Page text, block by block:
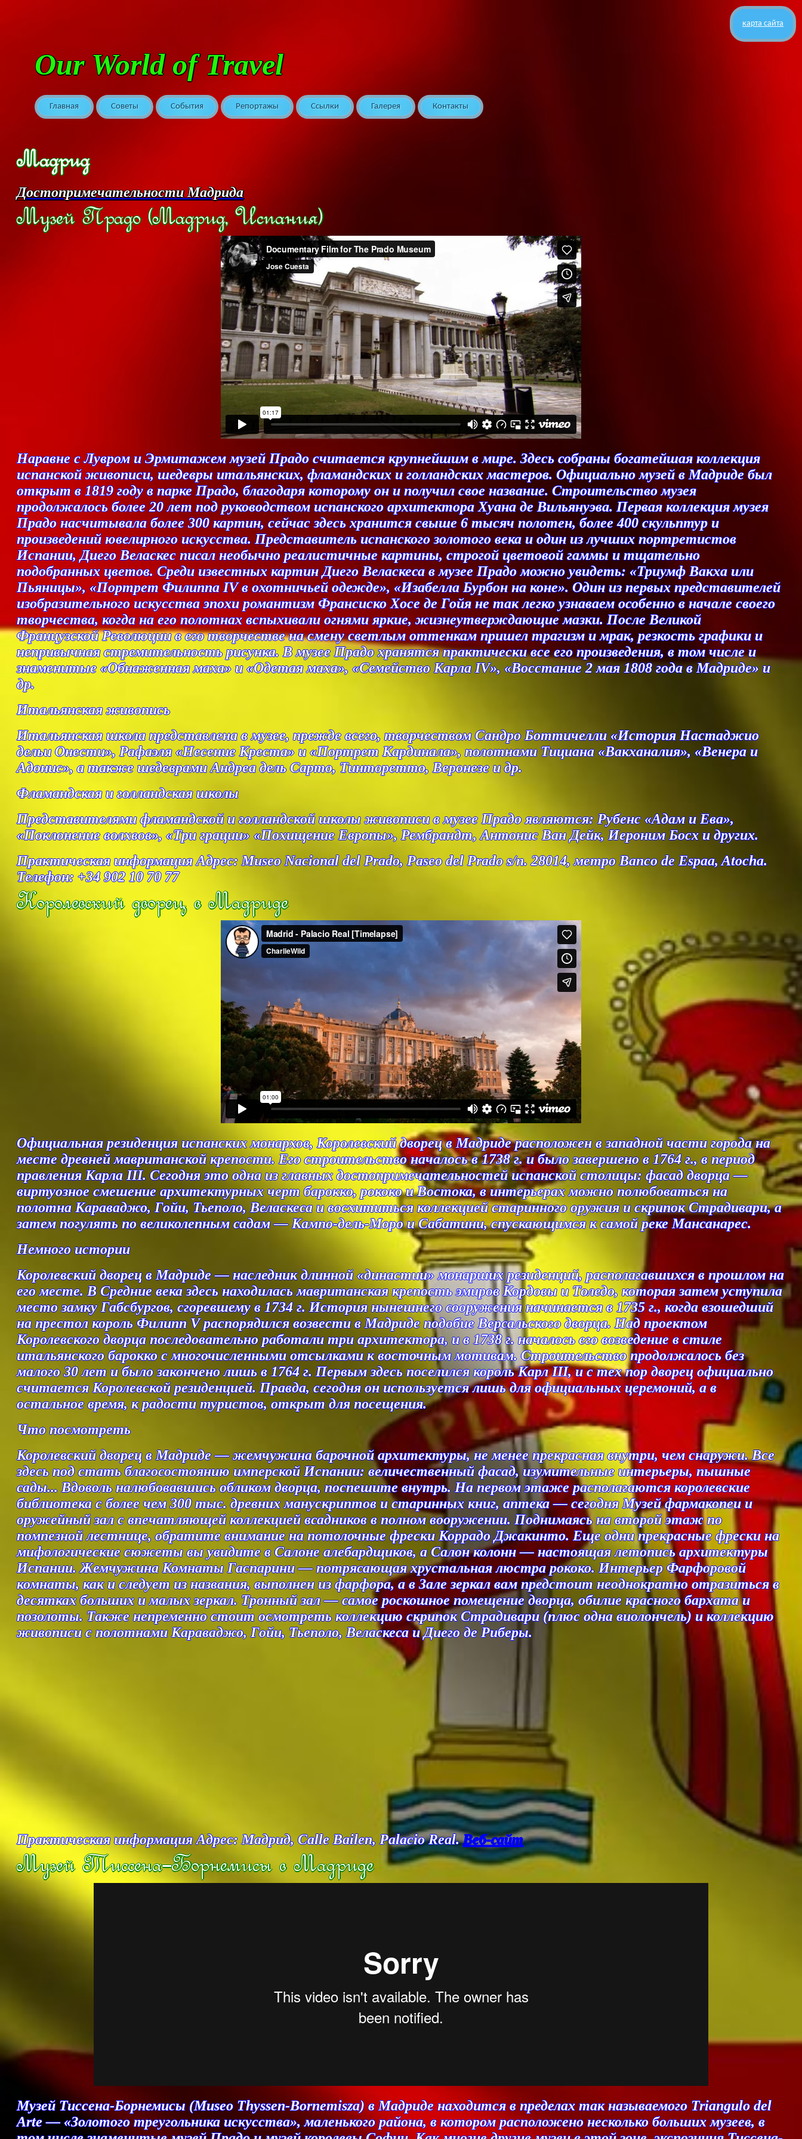
карта сайта
Our World of Travel
Главная Советы События Репортажы Cсылки Галерея Контакты
Мадрид
Достопримечательности Мадрида
Музей Прадо (Мадрид, Испания)
Наравне с Лувром и Эрмитажем музей Прадо считается крупнейшим в мире. Здесь собраны богатейшая коллекция
испанской живописи, шедевры итальянских, фламандских и голландских мастеров. Официально музей в Мадриде был
открыт в 1819 году в парке Прадо, благодаря которому он и получил свое название. Строительство музея
продолжалось более 20 лет под руководством испанского архитектора Хуана де Вильянуэва. Первая коллекция музея
Прадо насчитывала более 300 картин, сейчас здесь хранится свыше 6 тысяч полотен, более 400 скульптур и
произведений ювелирного искусства. Представитель испанского золотого века и один из лучших портретистов
Испании, Диего Веласкес писал необычно реалистичные картины, строгой цветовой гаммы и тщательно
подобранных цветов. Среди известных картин Диего Веласкеса в музее Прадо можно увидеть: «Триумф Вакха или
Пьяницы», «Портрет Филиппа IV в охотничьей одежде», «Изабелла Бурбон на коне». Один из первых представителей
изобразительного искусства эпохи романтизм Франсиско Хосе де Гойя не так легко узнаваем особенно в начале своего
творчества, когда на его полотнах вспыхивали огнями яркие, жизнеутверждающие мазки. После Великой
Французской Революции в его творчестве на смену светлым оттенкам пришел трагизм и мрак, резкость графики и
непривычная стремительность рисунка. В музее Прадо хранятся практически все его произведения, в том числе и
знаменитые «Обнаженная маха» и «Одетая маха», «Семейство Карла IV», «Восстание 2 мая 1808 года в Мадриде» и
др.
Итальянская живопись
Итальянская школа представлена в музее, прежде всего, творчеством Сандро Боттичелли «История Настаджио
дельи Онести», Рафаэля «Несение Креста» и «Портрет Кардинала», полотнами Тициана «Вакханалия», «Венера и
Адонис», а также шедеврами Андреа дель Сарто, Тинторетто, Веронезе и др.
Фламандская и голландская школы
Представителями фламандской и голландской школы живописи в музее Прадо являются: Рубенс «Адам и Ева»,
«Поклонение волхвов», «Три грации» «Похищение Европы», Рембрандт, Антонис Ван Дейк, Иероним Босх и других.
Практическая информация Адрес: Museo Nacional del Prado, Paseo del Prado s/n. 28014, метро Banco de Espaa, Atocha.
Телефон: +34 902 10 70 77
Королевский дворец в Мадриде
Официальная резиденция испанских монархов, Королевский дворец в Мадриде расположен в западной части города на
месте древней мавританской крепости. Его строительство началось в 1738 г. и было завершено в 1764 г., в период
правления Карла III. Сегодня это одна из главных достопримечательностей испанской столицы: фасад дворца —
виртуозное смешение архитектурных черт барокко, рококо и Востока, в интерьерах можно полюбоваться на
полотна Караваджо, Гойи, Тьеполо, Веласкеса и восхититься коллекцией старинного оружия и скрипок Страдивари, а
затем погулять по великолепным садам — Кампо-дель-Моро и Сабатини, спускающимся к самой реке Мансанарес.
Немного истории
Королевский дворец в Мадриде — наследник длинной «династии» монарших резиденций, располагавшихся в прошлом на
его месте. В Средние века здесь находилась мавританская крепость эмиров Кордовы и Толедо, которая затем уступила
место замку Габсбургов, сгоревшему в 1734 г. История нынешнего сооружения начинается в 1735 г., когда взошедший
на престол король Филипп V распорядился возвести в Мадриде подобие Версальского дворца. Над проектом
Королевского дворца последовательно работали три архитектора, и в 1738 г. началось его возведение в стиле
итальянского барокко с многочисленными отсылками к восточным мотивам. Строительство продолжалось без
малого 30 лет и было закончено лишь в 1764 г. Первым здесь поселился король Карл III, и с тех пор дворец официально
считается Королевской резиденцией. Правда, сегодня он используется лишь для официальных церемоний, а в
остальное время, к радости туристов, открыт для посещения.
Что посмотреть
Королевский дворец в Мадриде — жемчужина барочной архитектуры, не менее прекрасная внутри, чем снаружи. Все
здесь под стать благосостоянию имперской Испании: величественный фасад, изумительные интерьеры, пышные
сады... Вдоволь налюбовавшись обликом дворца, поспешите внутрь. На первом этаже располагаются королевские
библиотека с более чем 300 тыс. древних манускриптов и старинных книг, аптека — сегодня Музей фармакопеи и
оружейный зал с впечатляющей коллекцией всадников в полном вооружении. Поднимаясь на второй этаж по
помпезной лестнице, обратите внимание на потолочные фрески Коррадо Джакинто. Еще одни прекрасные фрески на
мифологические сюжеты вы увидите в Салоне алебардщиков, а Салон колонн — настоящая летопись архитектуры
Испании. Жемчужина Комнаты Гаспарини — потрясающая хрустальная люстра рококо. Интерьер Фарфоровой
комнаты, как и следует из названия, выполнен из фарфора, а в Зале зеркал вам предстоит неоднократно отразиться в
десятках больших и малых зеркал. Тронный зал — самое роскошное помещение дворца, обилие красного бархата и
позолоты. Также непременно стоит осмотреть коллекцию скрипок Страдивари (плюс одна виолончель) и коллекцию
живописи с полотнами Караваджо, Гойи, Тьеполо, Веласкеса и Диего де Риберы.
Практическая информация Адрес: Мадрид, Calle Bailen, Palacio Real.Веб-сайт
Музей Тиссена-Борнемисы в Мадриде
Музей Тиссена-Борнемисы (Museo Thyssen-Bornemisza) в Мадриде находится в пределах так называемого Triangulo del
Arte — «Золотого треугольника искусства», маленького района, в котором расположено несколько больших музеев, в